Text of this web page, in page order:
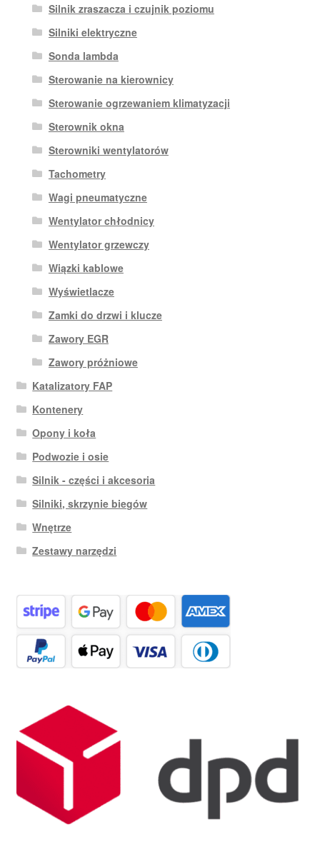
Silnik zraszacza i czujnik poziomu
Silniki elektryczne
Sonda lambda
Sterowanie na kierownicy
Sterowanie ogrzewaniem klimatyzacji
Sterownik okna
Sterowniki wentylatorów
Tachometry
Wagi pneumatyczne
Wentylator chłodnicy
Wentylator grzewczy
Wiązki kablowe
Wyświetlacze
Zamki do drzwi i klucze
Zawory EGR
Zawory próżniowe
Katalizatory FAP
Kontenery
Opony i koła
Podwozie i osie
Silnik - części i akcesoria
Silniki, skrzynie biegów
Wnętrze
Zestawy narzędzi